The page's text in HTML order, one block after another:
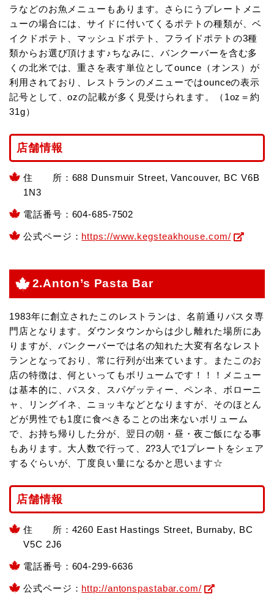
ラなどのお魚メニューもあります。さらにうプレートメニ
ューの場合には、サイドに付いてくるポテトの種類が、ベ
イクドポテト、マッシュドポテト、フライドポテトの3種
類からお選び頂けます♪ちなみに、バンクーバーを含む多
くの北米では、重さを表す単位としてounce（オンス）が
利用されており、レストランのメニューではounceの表示
記号として、ozの記載が多く見受けられます。（1oz＝約
31g）
店舗情報
住 所：688 Dunsmuir Street, Vancouver, BC V6B
1N3
電話番号：604-685-7502
公式ページ： https://www.kegsteakhouse.com/
2.Anton’s Pasta Bar
1983年に創立されたこのレストランは、名前通りパスタ専
門店となります。ダウンタウンからは少し離れた場所にあ
りますが、バンクーバーでは名の知れた大変有名なレスト
ランとなっており、常に行列が出来ています。またこのお
店の特徴は、何といってもボリュームです！！！メニュー
は基本的に、パスタ、スパゲッティー、ペンネ、ボローニ
ャ、リングイネ、ニョッキなどとなりますが、そのほとん
どが男性でも1度に食べきることの出来ないボリューム
で、お持ち帰りした分が、翌日の朝・昼・夜ご飯になる事
もあります。大人数で行って、2?3人で1プレートをシェア
するぐらいが、丁度良い量になるかと思います☆
店舗情報
住 所：4260 East Hastings Street, Burnaby, BC
V5C 2J6
電話番号：604-299-6636
公式ページ： http://antonspastabar.com/